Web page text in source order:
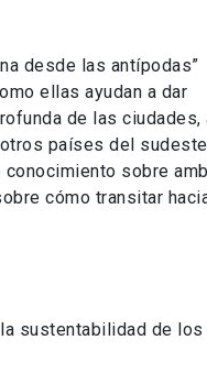
desde las antípodas”
ellas ayudan a dar
de las ciudades,
países del sudeste
sobre
cómo transitar
sustentabilidad de los